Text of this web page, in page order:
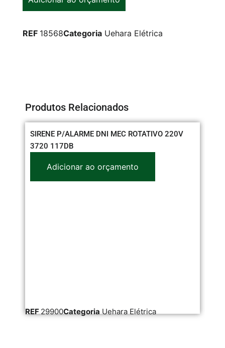
REF 18568Categoria Uehara Elétrica
Produtos Relacionados
SIRENE P/ALARME DNI MEC ROTATIVO 220V
3720 117DB
Adicionar ao orçamento
REF 29900Categoria Uehara Elétrica